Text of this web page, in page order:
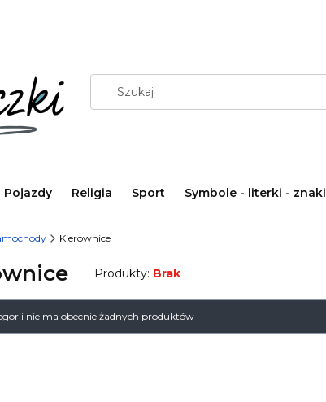
Pojazdy Religia Sport Symbole - literki - znaki
Kierownice
Produkty: Brak
nie ma obecnie żadnych produktów